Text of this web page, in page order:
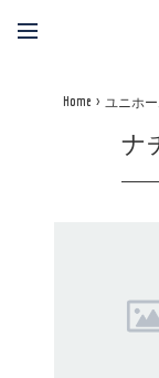
Home ユニホ
ナ